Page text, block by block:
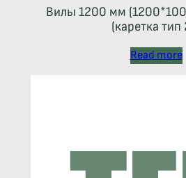
Вилы 1200 мм
(каретка тип
Read more